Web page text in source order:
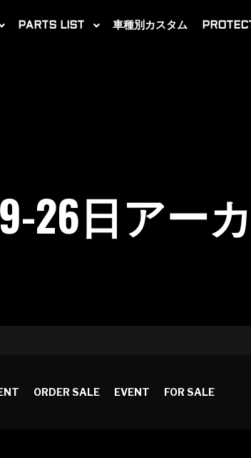
PARTS LIST 車種別カスタム
26日アー
ORDER SALE EVENT FOR SALE